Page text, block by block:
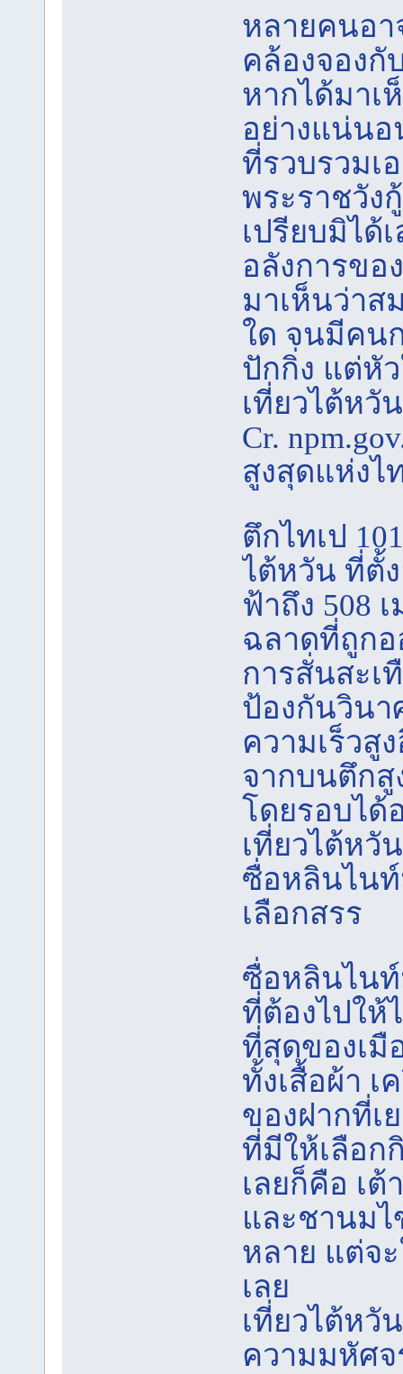
หลายคนอา
คล้องจองกั
หากได้มาเ
อย่างแน่น
ที่รวบรวมเ
พระราชวัง
เปรียบมิได้
อลังการขอ
มาเห็นว่าส
ใด จนมีคน
ปักกิ่ง แต่หั
เที่ยวไต้หวัน
Cr.
สูงสุดแห่งไ
ตึกไทเป
ไต้หวัน ที่ตั้
ฟ้าถึง 508
ฉลาดที่ถูก
การสั่นสะเ
ป้องกันวินา
ความเร็วสู
จากบนตึกสู
โดยรอบได้
เที่ยวไต้หวั
ซื่อหลินไน
เลือกสรร
ซื่อหลินไนท์
ที่ต้องไปให้
ที่สุดของเมื
ทั้งเสื้อผ้า เ
ของฝากที่เ
ที่มีให้เลือก
เลยก็คือ เ
และชานมไ
หลาย แต่จ
เลย
เที่ยวไต้หวั
ความมหัศจ